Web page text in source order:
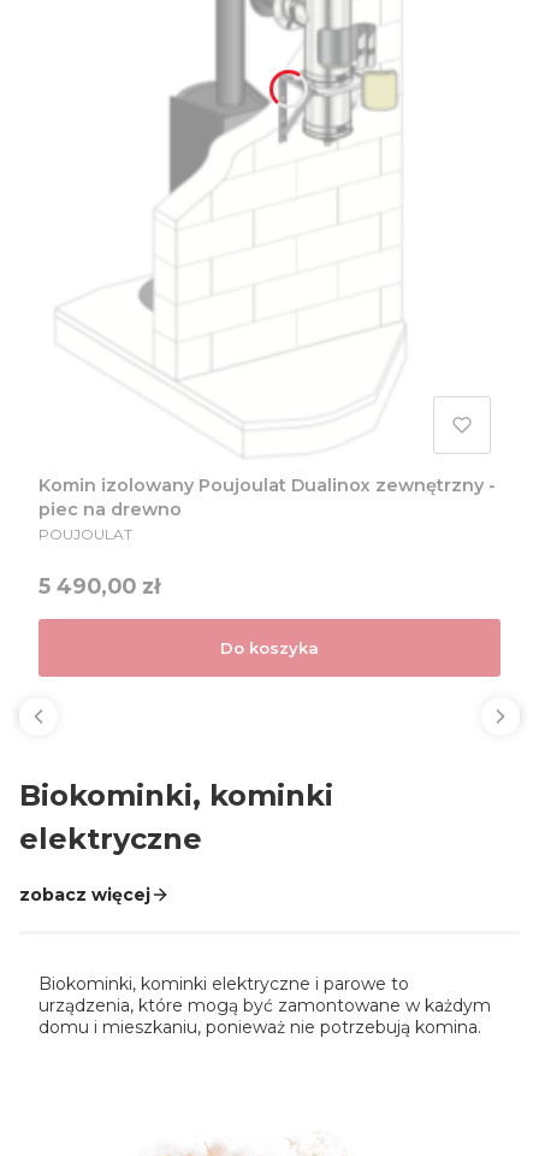
Komin izolowany Poujoulat Dualinox zewnętrzny -
piec na drewno
PRODUCENT
POUJOULAT
Cena
5 490,00 zł
Do koszyka
Biokominki, kominki
elektryczne
zobacz więcej
Biokominki, kominki elektryczne i parowe to
urządzenia, które mogą być zamontowane w każdym
domu i mieszkaniu, ponieważ nie potrzebują komina.